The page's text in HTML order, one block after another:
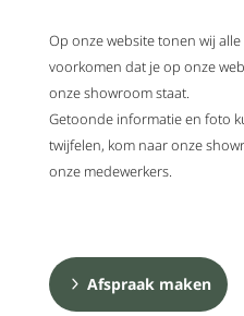
Op onze website tonen wij
voorkomen dat je op onze
onze showroom staat.
Getoonde informatie en foto
twijfelen, kom naar onze
onze medewerkers.
Afspraak maken